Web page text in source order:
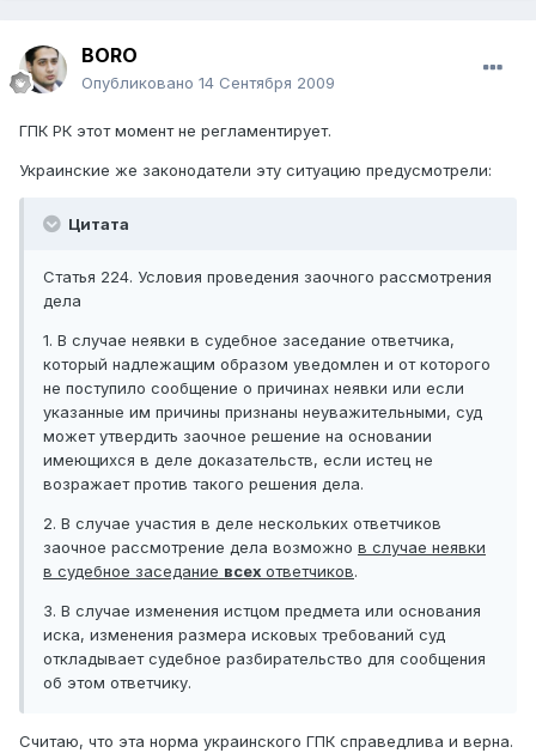
BORO
Опубликовано 14 Сентября 2009
ГПК РК этот момент не регламентирует.
Украинские же законодатели эту ситуацию предусмотрели:
Цитата
Статья 224. Условия проведения заочного рассмотрения
дела
1. В случае неявки в судебное заседание ответчика,
который надлежащим образом уведомлен и от которого
не поступило сообщение о причинах неявки или если
указанные им причины признаны неуважительными, суд
может утвердить заочное решение на основании
имеющихся в деле доказательств, если истец не
возражает против такого решения дела.
2. В случае участия в деле нескольких ответчиков
заочное рассмотрение дела возможно в случае неявки
в судебное заседание всех ответчиков.
3. В случае изменения истцом предмета или основания
иска, изменения размера исковых требований суд
откладывает судебное разбирательство для сообщения
об этом ответчику.
Считаю, что эта норма украинского ГПК справедлива и верна.